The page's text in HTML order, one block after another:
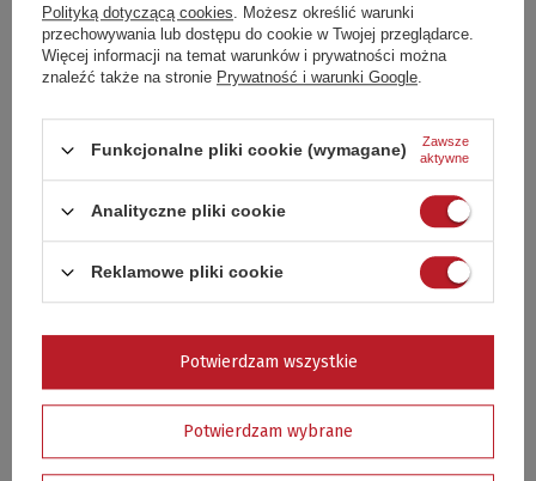
DODAJ SWOJĄ OPINIĘ
0
Kliknij ocenę aby filtrować opinie
5/5 Opinia potwierdzona zakupem
Czy opinia była pomocna?
Tak 0 Nie 0
Polityką dotyczącą cookies. Możesz określić warunki
przechowywania lub dostępu do cookie w Twojej przeglądarce.
Więcej informacji na temat warunków i prywatności można
znaleźć także na stronie Prywatność i warunki Google.
Funkcjonalne pliki cookie (wymagane)
Zawsze
aktywne
Analityczne pliki cookie
Reklamowe pliki cookie
Potwierdzam wybrane
Potwierdzam wszystkie